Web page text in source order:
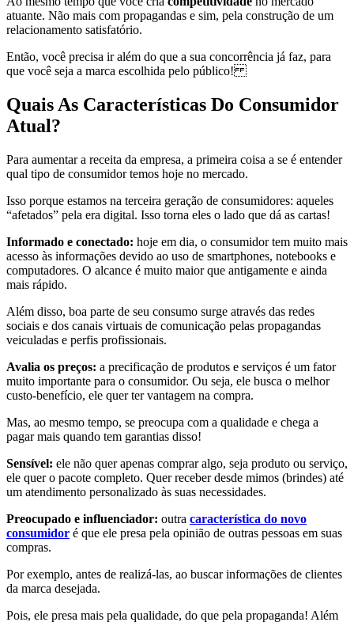
atuante. Não mais com propagandas e sim, pela construção de um
relacionamento satisfatório.
Então, você precisa ir além do que a sua concorrência já faz, para
que você seja a marca escolhida pelo público!
Quais As Características Do Consumidor
Atual?
Para aumentar a receita da empresa, a primeira coisa a se é entender
qual tipo de consumidor temos hoje no mercado.
Isso porque estamos na terceira geração de consumidores: aqueles
“afetados” pela era digital. Isso torna eles o lado que dá as cartas!
Informado e conectado: hoje em dia, o consumidor tem muito mais
acesso às informações devido ao uso de smartphones, notebooks e
computadores. O alcance é muito maior que antigamente e ainda
mais rápido.
Além disso, boa parte de seu consumo surge através das redes
sociais e dos canais virtuais de comunicação pelas propagandas
veiculadas e perfis profissionais.
Avalia os preços: a precificação de produtos e serviços é um fator
muito importante para o consumidor. Ou seja, ele busca o melhor
custo-benefício, ele quer ter vantagem na compra.
Mas, ao mesmo tempo, se preocupa com a qualidade e chega a
pagar mais quando tem garantias disso!
Sensível: ele não quer apenas comprar algo, seja produto ou serviço,
ele quer o pacote completo. Quer receber desde mimos (brindes) até
um atendimento personalizado às suas necessidades.
Preocupado e influenciador: outra característica do novo
consumidor é que ele presa pela opinião de outras pessoas em suas
compras.
Por exemplo, antes de realizá-las, ao buscar informações de clientes
da marca desejada.
Pois, ele presa mais pela qualidade, do que pela propaganda! Além